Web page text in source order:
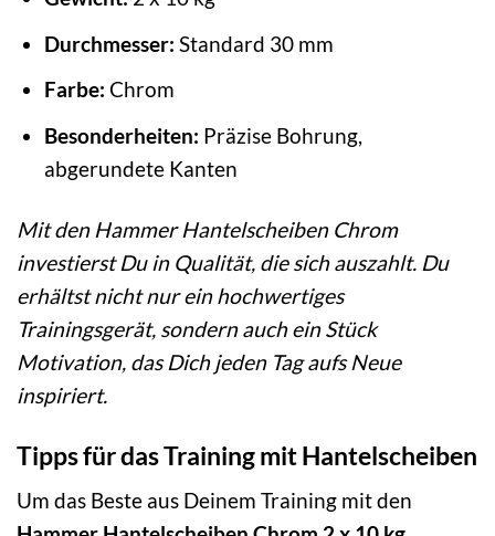
Durchmesser: Standard 30 mm
Farbe: Chrom
Besonderheiten: Präzise Bohrung,
abgerundete Kanten
Mit den Hammer Hantelscheiben Chrom
investierst Du in Qualität, die sich auszahlt. Du
erhältst nicht nur ein hochwertiges
Trainingsgerät, sondern auch ein Stück
Motivation, das Dich jeden Tag aufs Neue
inspiriert.
Tipps für das Training mit Hantelscheiben
Um das Beste aus Deinem Training mit den